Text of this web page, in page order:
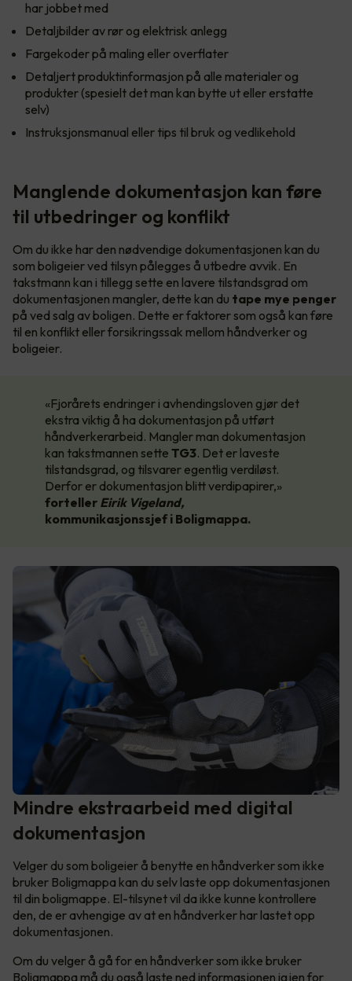
har jobbet med
Detaljbilder av rør og elektrisk anlegg
Fargekoder på maling eller overflater
Detaljert produktinformasjon på alle materialer og
produkter (spesielt det man kan bytte ut eller erstatte
selv)
Instruksjonsmanual eller tips til bruk og vedlikehold
Manglende dokumentasjon kan føre
til utbedringer og konflikt
Om du ikke har den nødvendige dokumentasjonen kan du
som boligeier ved tilsyn pålegges å utbedre avvik. En
takstmann kan i tillegg sette en lavere tilstandsgrad om
dokumentasjonen mangler, dette kan du tape mye penger
på ved salg av boligen. Dette er faktorer som også kan føre
til en konflikt eller forsikringssak mellom håndverker og
boligeier.
«Fjorårets endringer i avhendingsloven gjør det
ekstra viktig å ha dokumentasjon på utført
håndverkerarbeid. Mangler man dokumentasjon
kan takstmannen sette TG3. Det er laveste
tilstandsgrad, og tilsvarer egentlig verdiløst.
Derfor er dokumentasjon blitt verdipapirer,»
forteller Eirik Vigeland,
kommunikasjonssjef i Boligmappa.
Mindre ekstraarbeid med digital
dokumentasjon
Velger du som boligeier å benytte en håndverker som ikke
bruker Boligmappa kan du selv laste opp dokumentasjonen
til din boligmappe. El-tilsynet vil da ikke kunne kontrollere
den, de er avhengige av at en håndverker har lastet opp
dokumentasjonen.
Om du velger å gå for en håndverker som ikke bruker
Boligmappa må du også laste ned informasjonen igjen for